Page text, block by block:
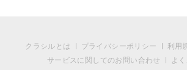
クラシルとは プライバシーポリシー 利用
サービスに関してのお問い合わせ
よ